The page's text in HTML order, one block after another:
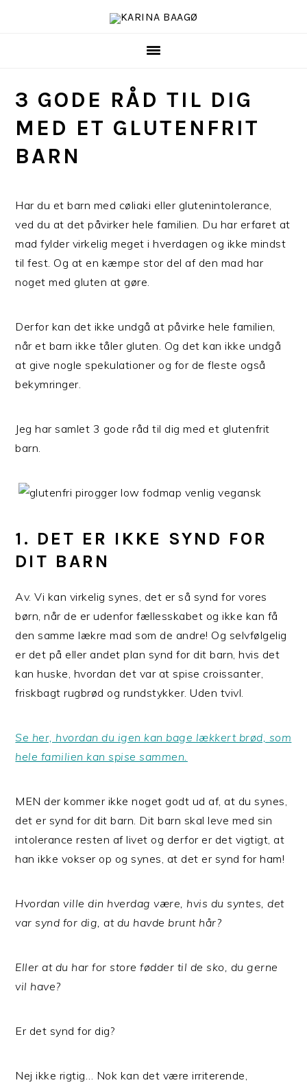
3 GODE RÅD TIL DIG
MED ET GLUTENFRIT
BARN
Har du et barn med cøliaki eller glutenintolerance,
ved du at det påvirker hele familien. Du har erfaret at
mad fylder virkelig meget i hverdagen og ikke mindst
til fest. Og at en kæmpe stor del af den mad har
noget med gluten at gøre.
Derfor kan det ikke undgå at påvirke hele familien,
når et barn ikke tåler gluten. Og det kan ikke undgå
at give nogle spekulationer og for de fleste også
bekymringer.
Jeg har samlet 3 gode råd til dig med et glutenfrit
barn.
1. DET ER IKKE SYND FOR
DIT BARN
Av. Vi kan virkelig synes, det er så synd for vores
børn, når de er udenfor fællesskabet og ikke kan få
den samme lækre mad som de andre! Og selvfølgelig
er det på eller andet plan synd for dit barn, hvis det
kan huske, hvordan det var at spise croissanter,
friskbagt rugbrød og rundstykker. Uden tvivl.
Se her, hvordan du igen kan bage lækkert brød, som
hele familien kan spise sammen.
MEN der kommer ikke noget godt ud af, at du synes,
det er synd for dit barn. Dit barn skal leve med sin
intolerance resten af livet og derfor er det vigtigt, at
han ikke vokser op og synes, at det er synd for ham!
Hvordan ville din hverdag være, hvis du syntes, det
var synd for dig, at du havde brunt hår?
Eller at du har for store fødder til de sko, du gerne
vil have?
Er det synd for dig?
Nej ikke rigtig… Nok kan det være irriterende,